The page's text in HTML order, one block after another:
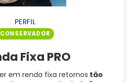
PERFIL
CONSERVADOR
Fixa PRO
em renda fixa retornos tão